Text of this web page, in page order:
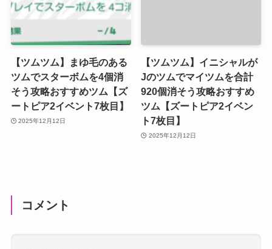
【ツムツム】まゆ毛のある
ツムでスターボムを4個消
そう攻略おすすめツム【ズ
ートピア2イベント7枚目】
2025年12月12日
【ツムツム】イニシャルが
Jのツムでマイツムを合計
920個消そう攻略おすすめ
ツム【ズートピア2イベン
ト7枚目】
2025年12月12日
コメント